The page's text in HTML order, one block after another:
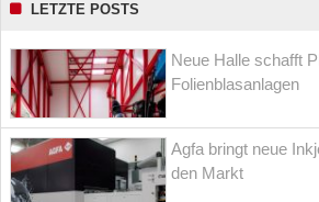
LETZTE POSTS
Neue Halle schafft
Folienblasanlagen
Agfa bringt neue
den Markt